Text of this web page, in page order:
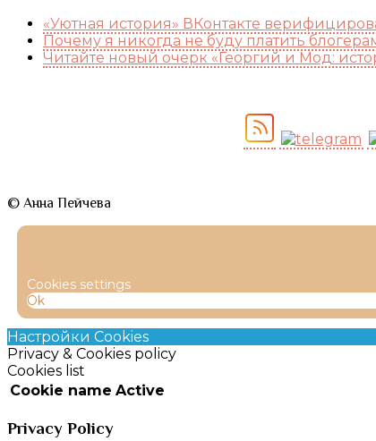
«Уютная история» ВКонтакте
Почему я никогда не буду платить
Читайте новый очерк «Георгий и Мод:
© Анна Пейчева
Cookies settings
Ok
Настройки Cookies
Privacy & Cookies policy
Cookies list
Cookie name Active
Privacy Policy